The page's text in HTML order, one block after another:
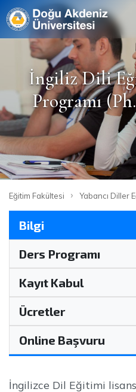
Site Personel
Deutsch Français
İngiliz Dili
Programı
Eğitim Fakültesi › Yabancı Diller
Bilgi
Ders Programı
Kayıt Kabul
Ücretler
Online Başvuru
İngilizce Dil Eğitimi